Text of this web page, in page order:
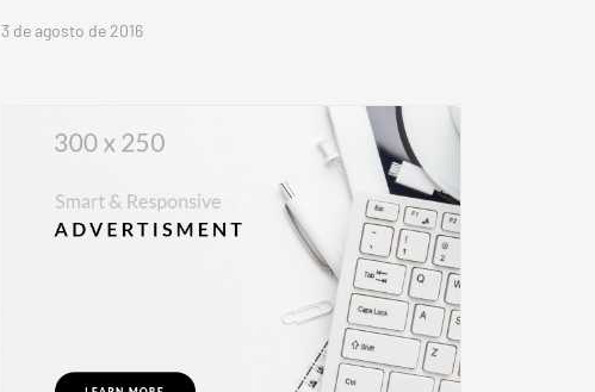
3 de agosto de 2016